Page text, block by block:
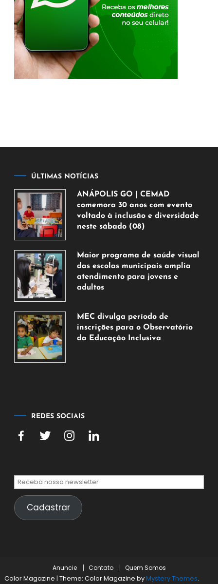
ÚLTIMAS NOTÍCIAS
ANÁPOLIS GO | CEMAD
comemora 30 anos com evento
voltado à inclusão e diversidade
neste sábado (08)
de
agosto
de
2026
Maior programa de saúde visual
das escolas municipais amplia
atendimento para jovens e
adultos
de
agosto
de
MEC divulga período de
inscrições para o Observatório
da Educação Inclusiva
REDES SOCIAIS
Cadastrar
Anuncie Contato Quem Somos
Color Magazine | Theme: Color Magazine byMystery Themes.